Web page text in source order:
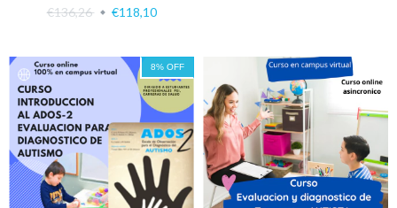
€136,26
€118,10
8% OFF